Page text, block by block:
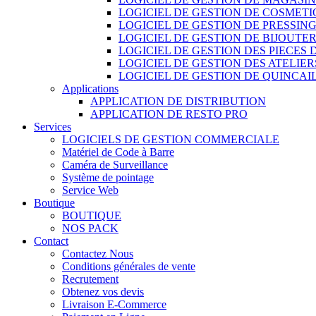
LOGICIEL DE GESTION DE
LOGICIEL DE GESTION DE PRESSING
LOGICIEL DE GESTION DE
LOGICIEL DE GESTION DES PIECES
LOGICIEL DE GESTION DES
LOGICIEL DE GESTION DE
Applications
APPLICATION DE DISTRIBUTION
APPLICATION DE RESTO PRO
Services
LOGICIELS DE GESTION COMMERCIALE
Matériel de Code à Barre
Caméra de Surveillance
Système de pointage
Service Web
Boutique
BOUTIQUE
NOS PACK
Contact
Contactez Nous
Conditions générales de vente
Recrutement
Obtenez vos devis
Livraison E-Commerce